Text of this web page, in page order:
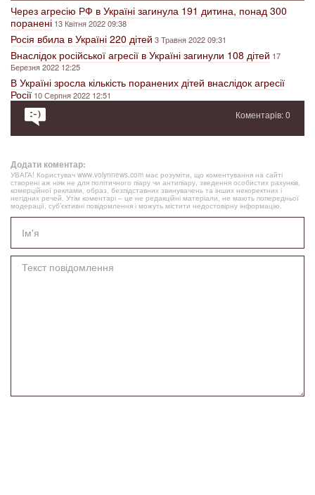
Через агресію РФ в Україні загинула 191 дитина, понад 300
поранені 13 Квітня 2022 09:38
Росія вбила в Україні 220 дітей 3 Травня 2022 09:31
Внаслідок російської агресії в Україні загинули 108 дітей 17
Березня 2022 12:25
В Україні зросла кількість поранених дітей внаслідок агресії
Росії 10 Серпня 2022 12:51
Коментарів: 0
Додати коментар:
УВАГА! Користувач www.volynnews.com має розуміти, що коментування на сайті
створені аж ніяк не для політичного піару чи антипіару, зведення особистих рахунків,
комерційної реклами, образ, безпідставних звинувачень та інших некоректних і
негідних речей. Утім коментарі – це не редакційні матеріали, не мають попередньої
модерації, суб’єктивні повідомлення і можуть містити недостовірну інформацію.